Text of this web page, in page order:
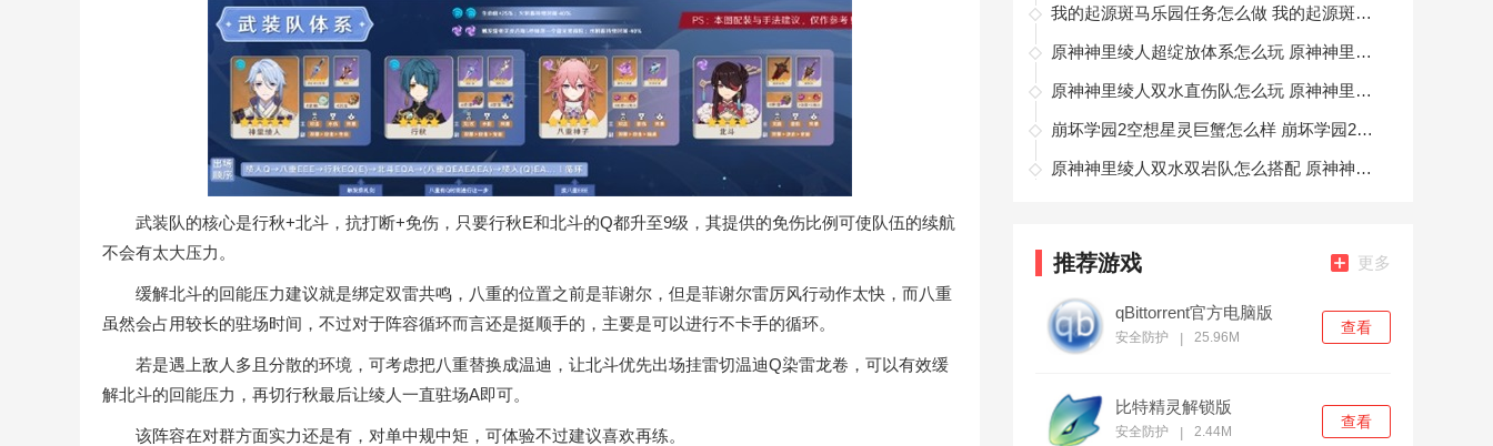
武装队的核心是行秋+北斗，抗打断+免伤，只要行秋E和北斗的Q都升至9级，其提供的免伤比例可使队伍的续航
不会有太大压力。
缓解北斗的回能压力建议就是绑定双雷共鸣，八重的位置之前是菲谢尔，但是菲谢尔雷厉风行动作太快，而八重
虽然会占用较长的驻场时间，不过对于阵容循环而言还是挺顺手的，主要是可以进行不卡手的循环。
若是遇上敌人多且分散的环境，可考虑把八重替换成温迪，让北斗优先出场挂雷切温迪Q染雷龙卷，可以有效缓
解北斗的回能压力，再切行秋最后让绫人一直驻场A即可。
该阵容在对群方面实力还是有，对单中规中矩，可体验不过建议喜欢再练。
我的起源斑马乐园任务怎么做 我的起源斑马乐园活动攻略
原神神里绫人超绽放体系怎么玩 原神神里绫人超绽放体系玩法推荐
原神神里绫人双水直伤队怎么玩 原神神里绫人双水直伤队配队思路
崩坏学园2空想星灵巨蟹怎么样 崩坏学园2空想星灵巨蟹装备测评
原神神里绫人双水双岩队怎么搭配 原神神里绫人双水双岩队配队思路
推荐游戏 更多
qBittorrent官方电脑版
安全防护 25.96M
查看
比特精灵解锁版
安全防护 2.44M
查看